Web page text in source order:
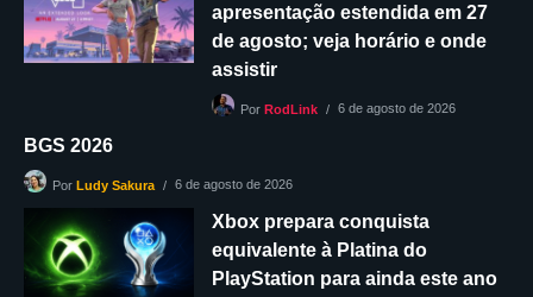
apresentação estendida em 27
de agosto; veja horário e onde
assistir
PorRodLink 6 de agosto de 2026
BGS 2026
PorLudy Sakura 6 de agosto de 2026
Xbox prepara conquista
equivalente à Platina do
PlayStation para ainda este ano